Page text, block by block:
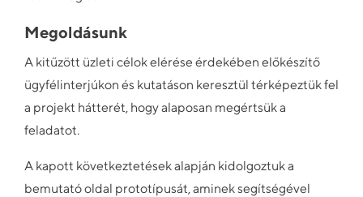
Megoldásunk
A kitűzött üzleti célok elérése érdekében előkészítő
ügyfélinterjúkon és kutatáson keresztül térképeztük fel
a projekt hátterét, hogy alaposan megértsük a
feladatot.
A kapott következtetések alapján kidolgoztuk a
bemutató oldal prototípusát, aminek segítségével